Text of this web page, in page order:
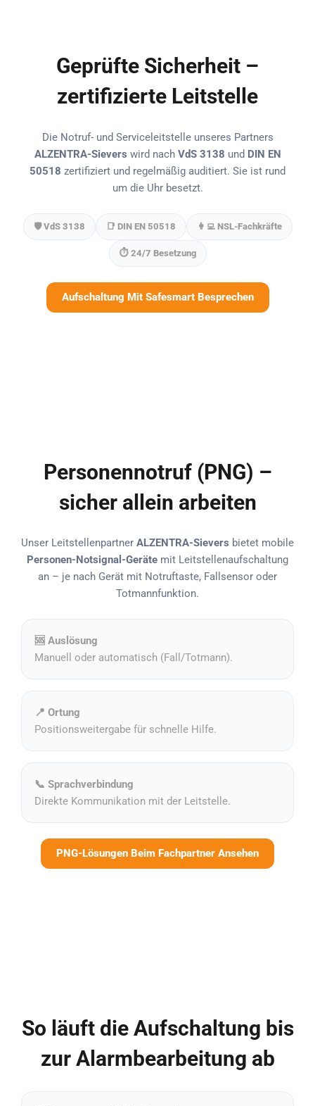
Geprüfte Sicherheit –
zertifizierte Leitstelle
Die Notruf- und Serviceleitstelle unseres Partners
ALZENTRA-Sievers wird nach VdS 3138 und DIN EN
50518 zertifiziert und regelmäßig auditiert. Sie ist rund
um die Uhr besetzt.
🛡️ VdS 3138 📑 DIN EN 50518 👩‍💻 NSL-Fachkräfte
⏱️ 24/7 Besetzung
Aufschaltung Mit Safesmart Besprechen
Personennotruf (PNG) –
sicher allein arbeiten
Unser Leitstellenpartner ALZENTRA-Sievers bietet mobile
Personen-Notsignal-Geräte mit Leitstellenaufschaltung
an – je nach Gerät mit Notruftaste, Fallsensor oder
Totmannfunktion.
🆘 Auslösung
Manuell oder automatisch (Fall/Totmann).
📍 Ortung
Positionsweitergabe für schnelle Hilfe.
📞 Sprachverbindung
Direkte Kommunikation mit der Leitstelle.
PNG-Lösungen Beim Fachpartner Ansehen
So läuft die Aufschaltung bis
zur Alarmbearbeitung ab